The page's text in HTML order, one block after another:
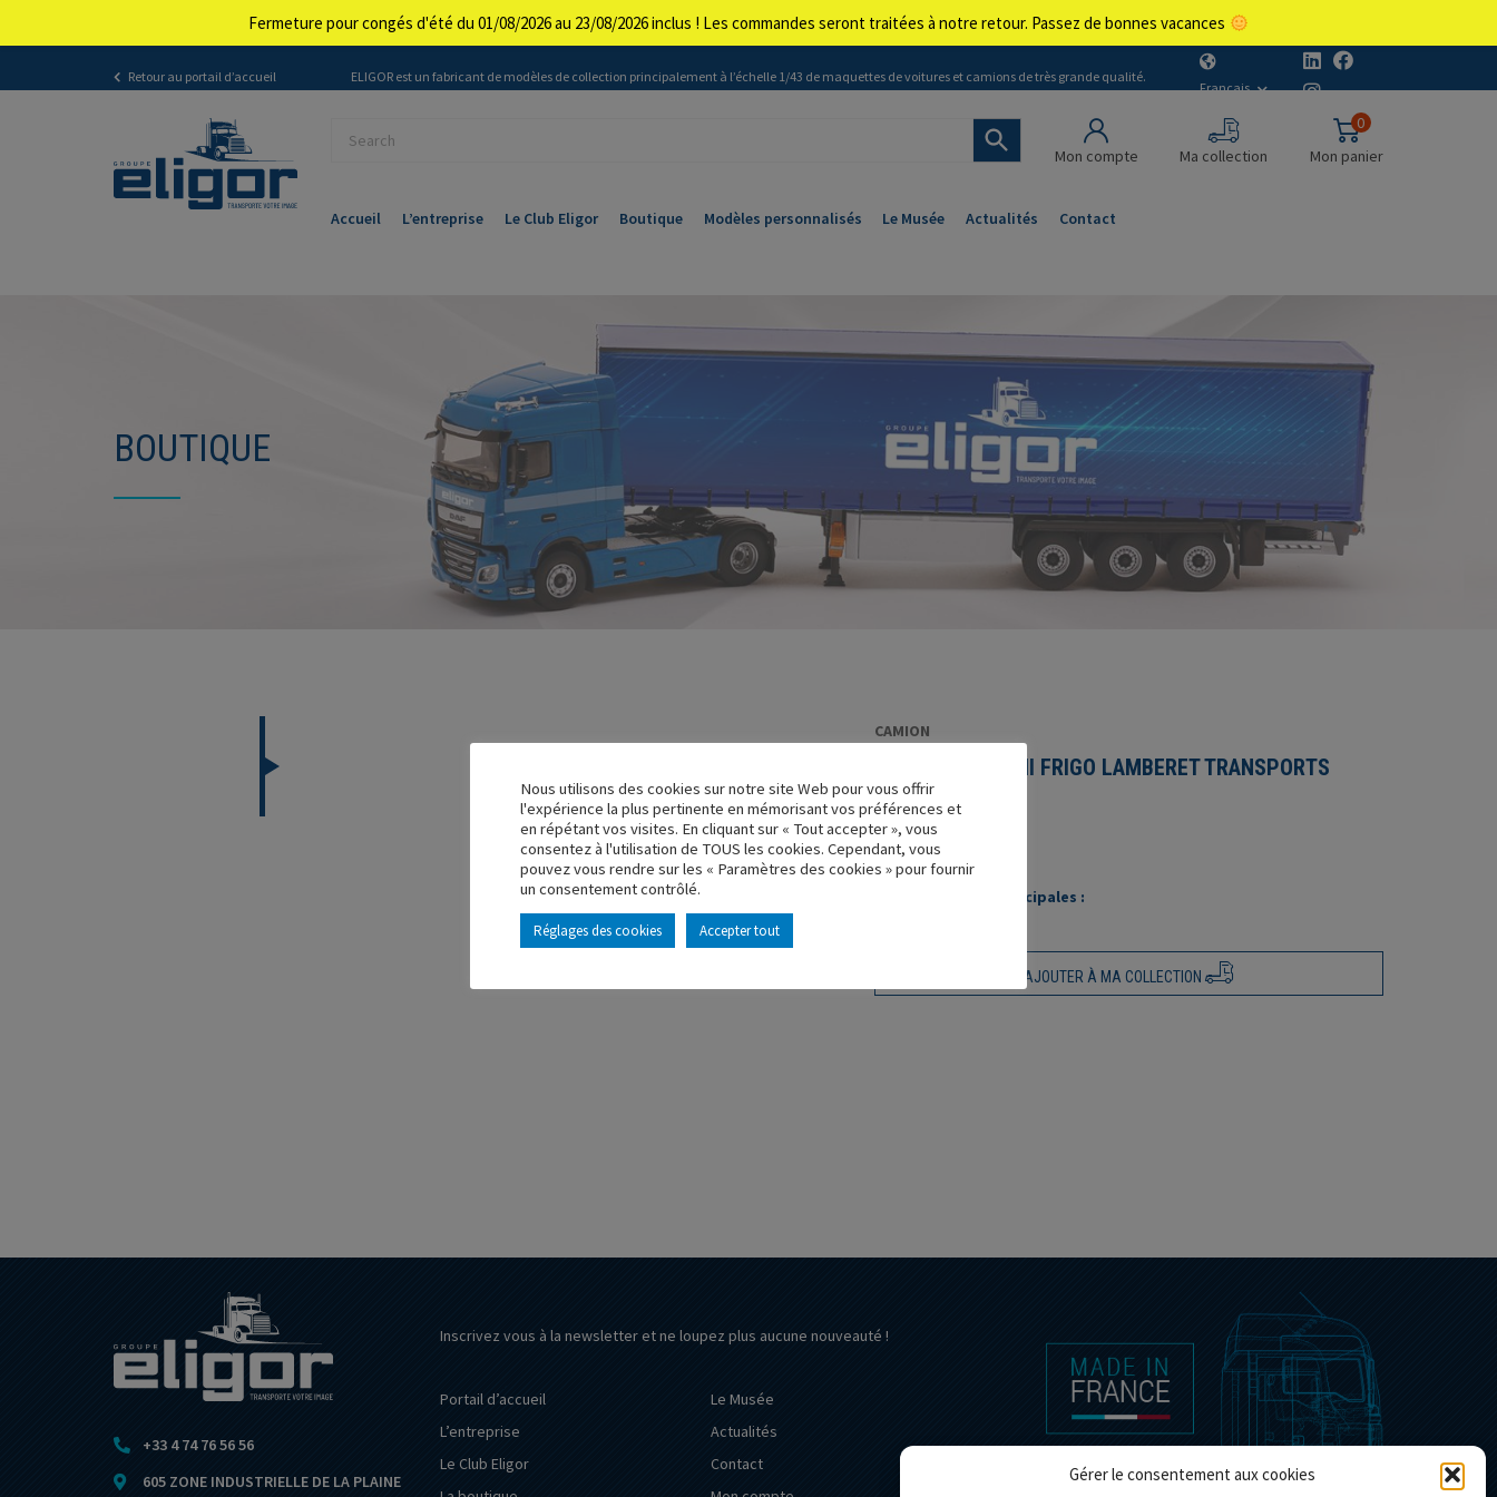
Gérer le consentement aux cookies
Retour au portail d’accueil ELIGOR est un fabricant de modèles de collection principalement à l’échelle 1/43 de maquettes de voitures et camions de très grande qualité.
Français
Mon compte Ma collection
0
Mon panier
Accueil L’entreprise Le Club Eligor Boutique Modèles personnalisés Le Musée Actualités Contact
BOUTIQUE
CAMION
VOLVO FH 4 SEMI FRIGO LAMBERET TRANSPORTS
DUTAY
Réf. : 116056
Rupture de stock
Caractéristique principales :
AJOUTER À MA COLLECTION
+33 4 74 76 56 56
605 ZONE INDUSTRIELLE DE LA PLAINE
Inscrivez vous à la newsletter et ne loupez plus aucune nouveauté !
Portail d’accueil
L’entreprise
Le Club Eligor
Le Musée
Actualités
Contact
Nous utilisons des cookies sur notre site Web pour vous offrir
l'expérience la plus pertinente en mémorisant vos préférences et
en répétant vos visites. En cliquant sur « Tout accepter », vous
consentez à l'utilisation de TOUS les cookies. Cependant, vous
pouvez vous rendre sur les « Paramètres des cookies » pour fournir
un consentement contrôlé.
Réglages des cookies Accepter tout
Fermeture pour congés d'été du 01/08/2026 au 23/08/2026 inclus ! Les commandes seront traitées à notre retour. Passez de bonnes vacances